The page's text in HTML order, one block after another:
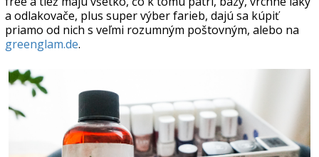
a odlakovače, plus super výber farieb, dajú sa kúpiť
priamo od nich s veľmi rozumným poštovným, alebo na
greenglam.de.